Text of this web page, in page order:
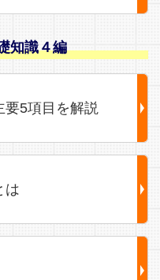
知識４編
要5項目を解説
は